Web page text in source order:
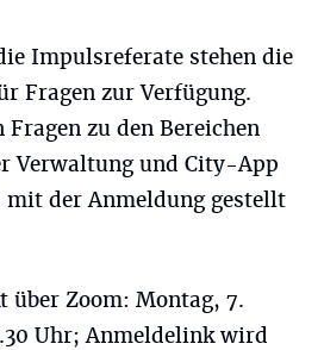
Impulsreferate stehen die
Fragen zur Verfügung.
zu den Bereichen
Verwaltung und City-App
der Anmeldung gestellt
Zoom: Montag, 7.
Uhr; Anmeldelink wird